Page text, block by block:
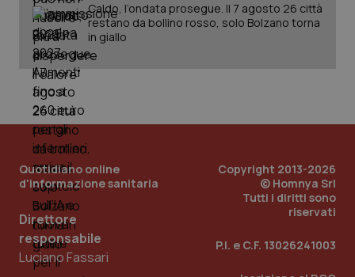
Caldo, l’ondata prosegue. Il 7 agosto 26 città
restano da bollino rosso, solo Bolzano torna
in giallo
Quotidiano online
d'informazione sanitaria
Direttore
responsabile
Luciano Fassari
Copyright 2013-2026
© Homnya Srl
Tutti i diritti sono
riservati
P.I. e C.F. 13026241003
PHPSESSID